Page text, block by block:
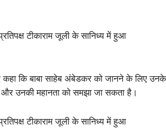
कहा कि बाबा साहेब अंबेडकर को जानने के लिए उनके
उनकी महानता को समझा जा सकता है।